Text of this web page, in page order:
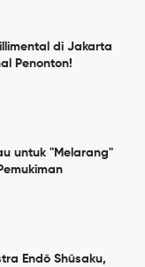
di Jakarta
Penonton!
untuk "Melarang"
Endō Shūsaku,